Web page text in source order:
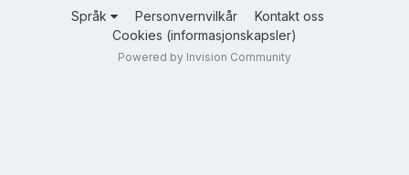
Språk Personvernvilkår
Kontakt oss
Cookies (informasjonskapsler)
Powered by Invision Community